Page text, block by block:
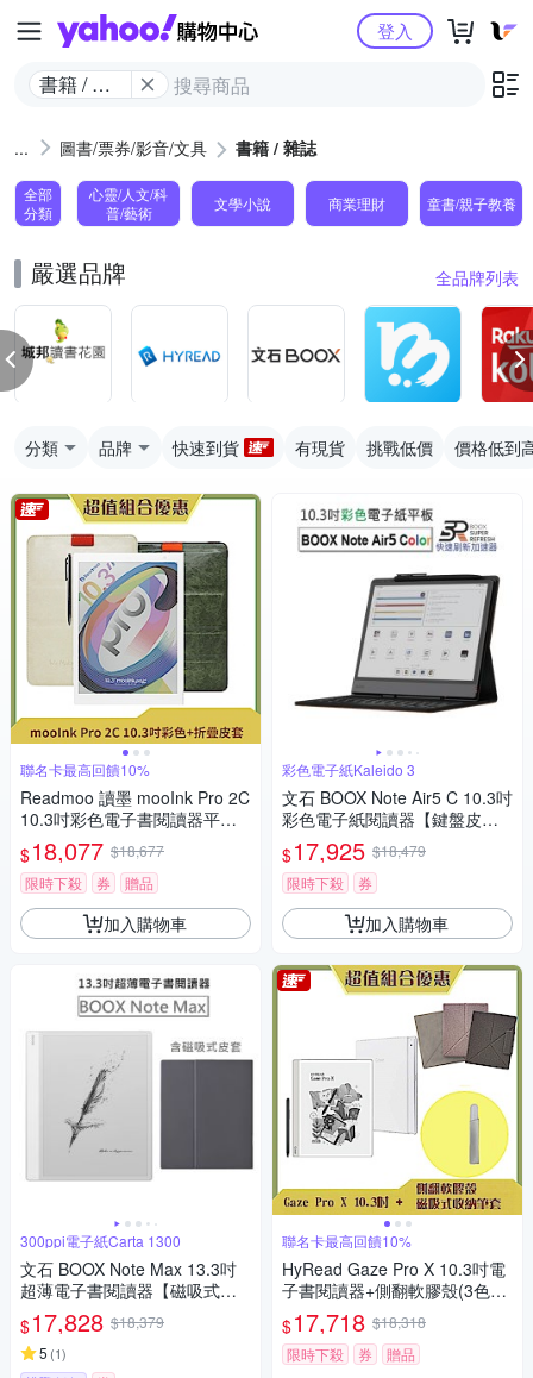
Yahoo購物中心
書籍 / 雜
登入
圖書/票券/影音/文具 書籍 / 雜誌
全部
分類
心靈/人文/科
普/藝術
文學小說 商業理財 童書/親子教養
嚴選品牌 全品牌列表
分類 品牌 快速到貨 有現貨 挑戰低價 價格低到
聯名卡最高回饋10%
Readmoo 讀墨 mooInk Pro 2C
10.3吋彩色電子書閱讀器平板+
10.3吋折疊皮套 (組合)
$18,077 $18,677
限時下殺
券 贈品
加入購物車
300ppi電子紙Carta 1300
文石 BOOX Note Max 13.3吋
超薄電子書閱讀器【磁吸式皮
套組】
$17,828 $18,379
5 (1)
彩色電子紙Kaleido 3
文石 BOOX Note Air5 C 10.3吋
彩色電子紙閱讀器【鍵盤皮套
組】
$17,925 $18,479
限時下殺
券
加入購物車
聯名卡最高回饋10%
HyRead Gaze Pro X 10.3吋電
子書閱讀器+側翻軟膠殼(3色任
選)+磁吸筆套 (組合)
$17,718 $18,318
限時下殺
券 贈品